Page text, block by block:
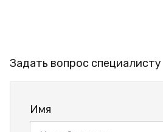
Задать вопрос специалисту
Имя